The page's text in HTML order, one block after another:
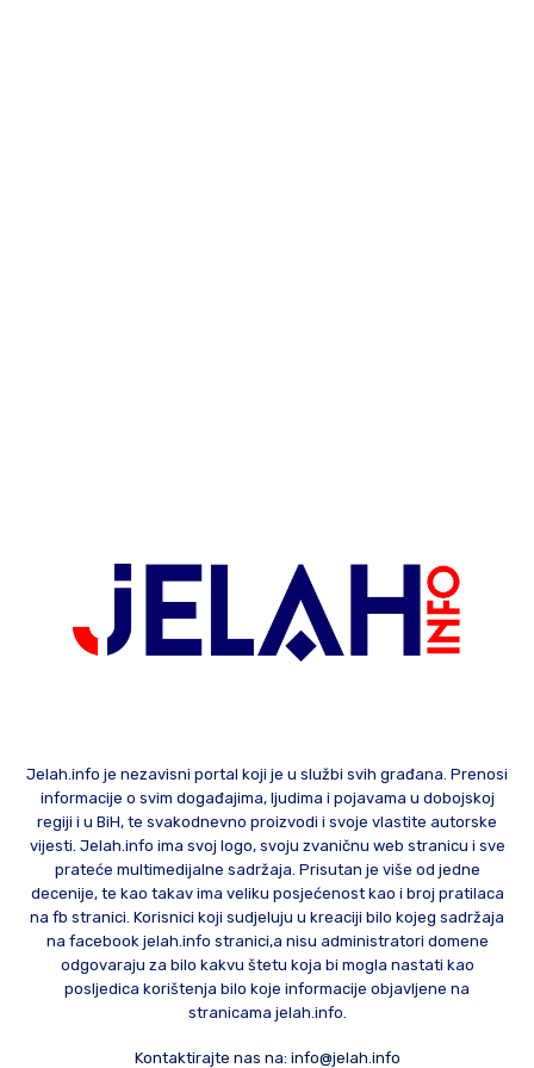
Jelah.info je nezavisni portal koji je u službi svih građana. Prenosi
informacije o svim događajima, ljudima i pojavama u dobojskoj
regiji i u BiH, te svakodnevno proizvodi i svoje vlastite autorske
vijesti. Jelah.info ima svoj logo, svoju zvaničnu web stranicu i sve
prateće multimedijalne sadržaja. Prisutan je više od jedne
decenije, te kao takav ima veliku posjećenost kao i broj pratilaca
na fb stranici. Korisnici koji sudjeluju u kreaciji bilo kojeg sadržaja
na facebook jelah.info stranici,a nisu administratori domene
odgovaraju za bilo kakvu štetu koja bi mogla nastati kao
posljedica korištenja bilo koje informacije objavljene na
stranicama jelah.info.
Kontaktirajte nas na: info@jelah.info